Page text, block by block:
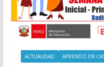
ACTUALIDAD APRENDO EN